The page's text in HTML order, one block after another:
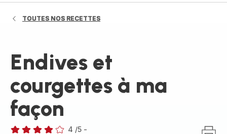
TOUTES NOS RECETTES
Endives et
courgettes à ma
façon
4 /5 -